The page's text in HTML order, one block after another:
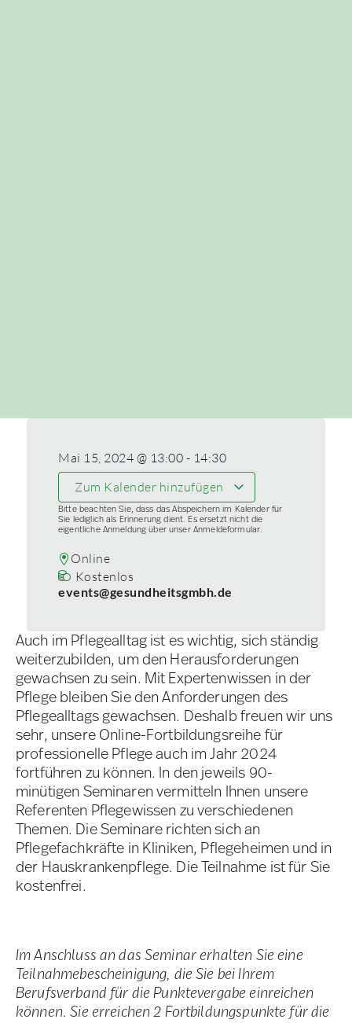
Auch im Pflegealltag ist es wichtig, sich ständig
weiterzubilden, um den Herausforderungen
gewachsen zu sein. Mit Expertenwissen in der
Pflege bleiben Sie den Anforderungen des
Pflegealltags gewachsen. Deshalb freuen wir uns
sehr, unsere Online-Fortbildungsreihe für
professionelle Pflege auch im Jahr 2024
fortführen zu können. In den jeweils 90-
minütigen Seminaren vermitteln Ihnen unsere
Referenten Pflegewissen zu verschiedenen
Themen. Die Seminare richten sich an
Pflegefachkräfte in Kliniken, Pflegeheimen und in
der Hauskrankenpflege. Die Teilnahme ist für Sie
kostenfrei.
Im Anschluss an das Seminar erhalten Sie eine
Teilnahmebescheinigung, die Sie bei Ihrem
Berufsverband für die Punktevergabe einreichen
können. Sie erreichen 2 Fortbildungspunkte für die
Mai 15, 2024 @ 13:00 - 14:30
Zum Kalender hinzufügen
Bitte beachten Sie, dass das Abspeichern im Kalender für
Sie lediglich als Erinnerung dient. Es ersetzt nicht die
eigentliche Anmeldung über unser Anmeldeformular.
Online
Kostenlos
events@gesundheitsgmbh.de